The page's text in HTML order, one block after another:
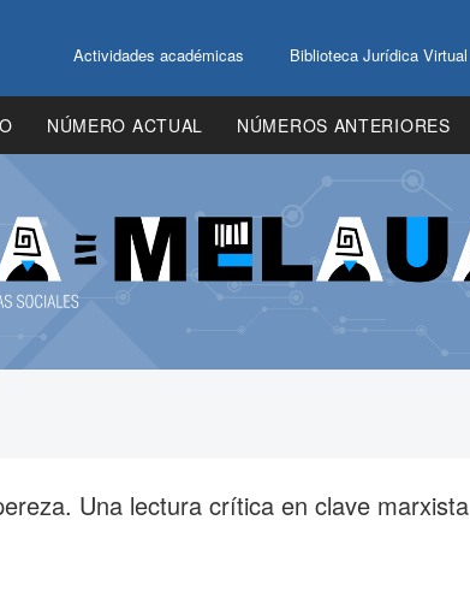
Actividades académicas Biblioteca Jurídica Virtual
NÚMERO ACTUAL NÚMEROS ANTERIORES
Una lectura crítica en clave marxista